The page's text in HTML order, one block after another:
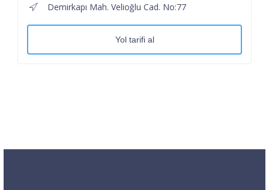
Demirkapı Mah. Velioğlu Cad. No:77
Yol tarifi al